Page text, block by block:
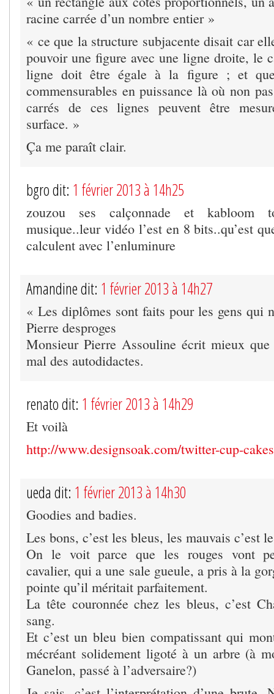
racine carrée d’un nombre entier »
« ce que la structure subjacente disait car
pouvoir une figure avec une ligne droite, le
ligne doit être égale à la figure ; et
commensurables en puissance là où non
carrés de ces lignes peuvent être
surface. »
Ça me paraît clair.
bgro dit: 1 février 2013 à 14h25
zouzou ses calçonnade et kabloom
musique..leur vidéo l’est en 8 bits..qu’est
calculent avec l’enluminure
Amandine dit: 1 février 2013 à 14h27
« Les diplômes sont faits pour les gens qui
Pierre desproges
Monsieur Pierre Assouline écrit mieux
mal des autodidactes.
renato dit: 1 février 2013 à 14h29
Et voilà
http://www.designsoak.com/twitter-cup-
ueda dit: 1 février 2013 à 14h30
Goodies and badies.
Les bons, c’est les bleus, les mauvais c’est
On le voit parce que les rouges vont
cavalier, qui a une sale gueule, a pris à la
pointe qu’il méritait parfaitement.
La tête couronnée chez les bleus, c’est
sang.
Et c’est un bleu bien compatissant qui
mécréant solidement ligoté à un arbre (à
Ganelon, passé à l’adversaire?)